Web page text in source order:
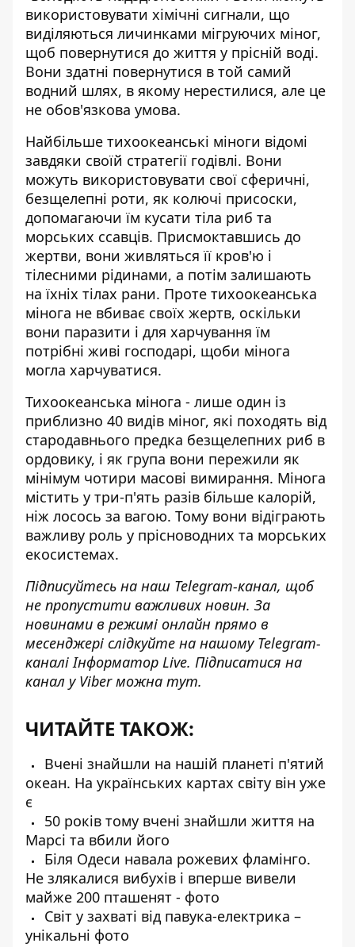
використовувати хімічні сигнали, що
виділяються личинками мігруючих міног,
щоб повернутися до життя у прісній воді.
Вони здатні повернутися в той самий
водний шлях, в якому нерестилися, але це
не обов'язкова умова.
Найбільше тихоокеанські міноги відомі
завдяки своїй стратегії годівлі. Вони
можуть використовувати свої сферичні,
безщелепні роти, як колючі присоски,
допомагаючи їм кусати тіла риб та
морських ссавців. Присмоктавшись до
жертви, вони живляться її кров'ю і
тілесними рідинами, а потім залишають
на їхніх тілах рани. Проте тихоокеанська
мінога не вбиває своїх жертв, оскільки
вони паразити і для харчування їм
потрібні живі господарі, щоби мінога
могла харчуватися.
Тихоокеанська мінога - лише один із
приблизно 40 видів міног, які походять від
стародавнього предка безщелепних риб в
ордовику, і як група вони пережили як
мінімум чотири масові вимирання. Мінога
містить у три-п'ять разів більше калорій,
ніж лосось за вагою. Тому вони відіграють
важливу роль у прісноводних та морських
екосистемах.
Підписуйтесь на наш Telegram-канал, щоб
не пропустити важливих новин. За
новинами в режимі онлайн прямо в
месенджері слідкуйте на нашому Telegram-
каналіІнформатор Live. Підписатися на
канал у Viber можна тут.
ЧИТАЙТЕ ТАКОЖ:
Вчені знайшли на нашій планеті п'ятий
океан. На українських картах світу він уже
є
50 років тому вчені знайшли життя на
Марсі та вбили його
Біля Одеси навала рожевих фламінго.
Не злякалися вибухів і вперше вивели
майже 200 пташенят - фото
Світ у захваті від павука-електрика –
унікальні фото